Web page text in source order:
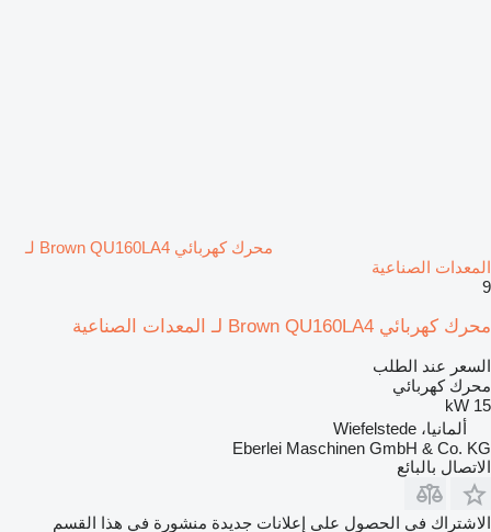
محرك كهربائي Brown QU160LA4 لـ
المعدات الصناعية
9
محرك كهربائي Brown QU160LA4 لـ المعدات الصناعية
السعر عند الطلب
محرك كهربائي
15 kW
ألمانيا، Wiefelstede
Eberlei Maschinen GmbH & Co. KG
الاتصال بالبائع
الاشتراك في الحصول على إعلانات جديدة منشورة في هذا القسم